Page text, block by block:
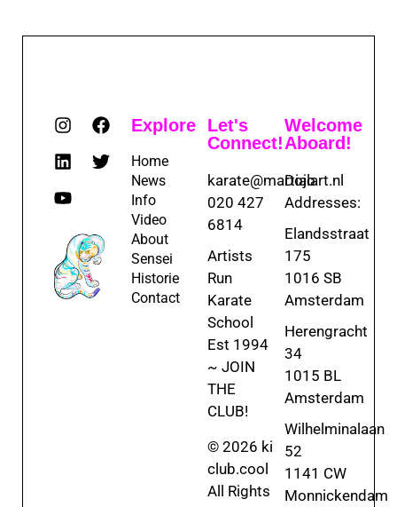
Explore
Home
News
Info
Video
About
Sensei
Historie
Contact
Let's
Connect!
karate@martialart.nl
020 427
6814
Artists
Run
Karate
School
Est 1994
~ JOIN
THE
CLUB!
© 2026 ki
club.cool
All Rights
Welcome
Aboard!
Dojo
Addresses:
Elandsstraat
175
1016 SB
Amsterdam
Herengracht
34
1015 BL
Amsterdam
Wilhelminalaan
52
1141 CW
Monnickendam